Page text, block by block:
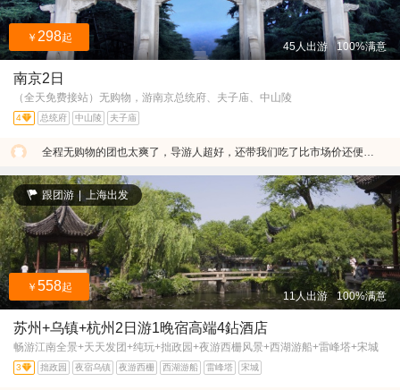
45人出游 100%满意
￥ 298起
南京2日
（全天免费接站）无购物，游南京总统府、夫子庙、中山陵
4 总统府 中山陵 夫子庙
全程无购物的团也太爽了，导游人超好，还带我们吃了比市场价还便宜的鸭血粉丝汤～
11人出游 100%满意
跟团游 | 上海出发
￥ 558起
苏州+乌镇+杭州2日游1晚宿高端4鉆酒店
畅游江南全景+天天发团+纯玩+拙政园+夜游西栅风景+西湖游船+雷峰塔+宋城
3 拙政园 夜宿乌镇 夜游西栅 西湖游船 雷峰塔 宋城